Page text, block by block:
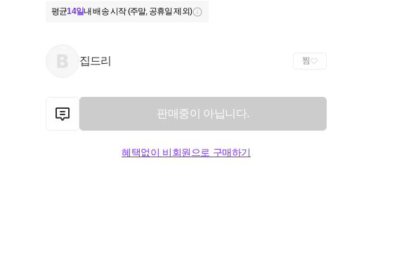
평균14일내 배송 시작 (주말, 공휴일 제외)
집드리 찜
판매중이 아닙니다.
혜택없이 비회원으로 구매하기